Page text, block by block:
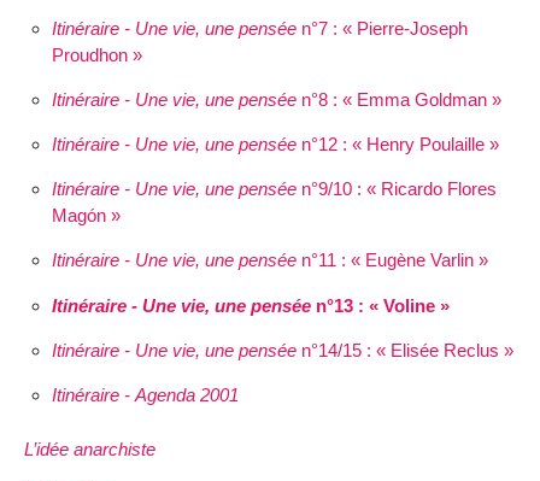
Itinéraire - Une vie, une penséen°7 : « Pierre-Joseph
Proudhon »
Itinéraire - Une vie, une penséen°8 : « Emma Goldman »
Itinéraire - Une vie, une penséen°12 : « Henry Poulaille »
Itinéraire - Une vie, une penséen°9/10 : « Ricardo Flores
Magón »
Itinéraire - Une vie, une penséen°11 : « Eugène Varlin »
Itinéraire - Une vie, une penséen°13 : « Voline »
Itinéraire - Une vie, une penséen°14/15 : « Elisée Reclus »
Itinéraire - Agenda 2001
L’idée anarchiste